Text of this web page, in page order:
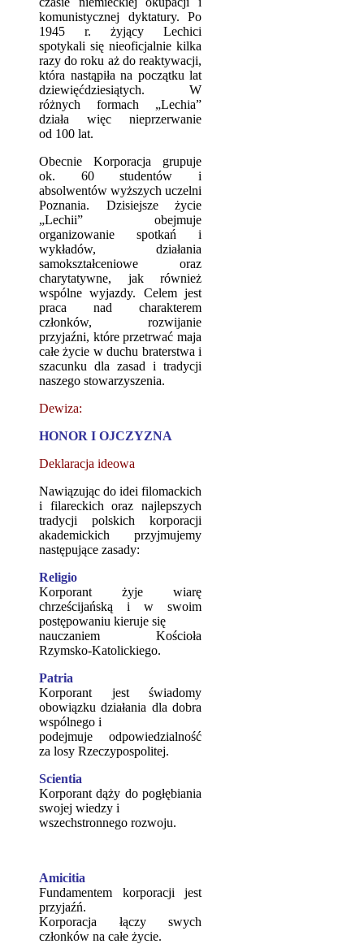
komunistycznej dyktatury. Po
1945 r. żyjący Lechici
spotykali się nieoficjalnie kilka
razy do roku aż do reaktywacji,
która nastąpiła na początku lat
dziewięćdziesiątych. W
różnych formach „Lechia”
działa więc nieprzerwanie
od 100 lat.
Obecnie Korporacja grupuje
ok. 60 studentów i
absolwentów wyższych uczelni
Poznania. Dzisiejsze życie
„Lechii” obejmuje
organizowanie spotkań i
wykładów, działania
samokształceniowe oraz
charytatywne, jak również
wspólne wyjazdy. Celem jest
praca nad charakterem
członków, rozwijanie
przyjaźni, które przetrwać maja
całe życie w duchu braterstwa i
szacunku dla zasad i tradycji
naszego stowarzyszenia.
Dewiza:
HONOR I OJCZYZNA
Deklaracja ideowa
Nawiązując do idei filomackich
i filareckich oraz najlepszych
tradycji polskich korporacji
akademickich przyjmujemy
następujące zasady:
Religio
Korporant żyje wiarę
chrześcijańską i w swoim
postępowaniu kieruje się
nauczaniem Kościoła
Rzymsko-Katolickiego.
Patria
Korporant jest świadomy
obowiązku działania dla dobra
wspólnego i
podejmuje odpowiedzialność
za losy Rzeczypospolitej.
Scientia
Korporant dąży do pogłębiania
swojej wiedzy i
wszechstronnego rozwoju.
Amicitia
Fundamentem korporacji jest
przyjaźń.
Korporacja łączy swych
członków na całe życie.